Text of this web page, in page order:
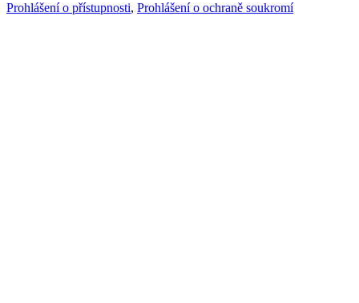
Prohlášení o přístupnosti, Prohlášení o ochraně soukromí